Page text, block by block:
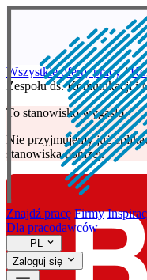
Znajdź pracę Firmy
Dla pracodawców
PL
Zaloguj się
Wszystkie oferty pracy /
Zespołu ds. Komunikacji i
To stanowisko wygasło
Nie przyjmujemy już
stanowiska poniżej.